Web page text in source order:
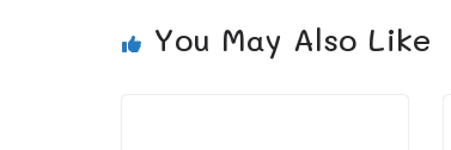
You May Also Like